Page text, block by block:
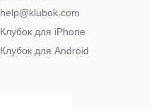
help@klubok.com
Клубок для iPhone
Клубок для Android